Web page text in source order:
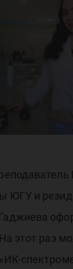
ЮГУ и
этот раз